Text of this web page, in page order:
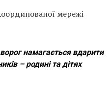
мережі
намагається вдарити
– родині та дітях